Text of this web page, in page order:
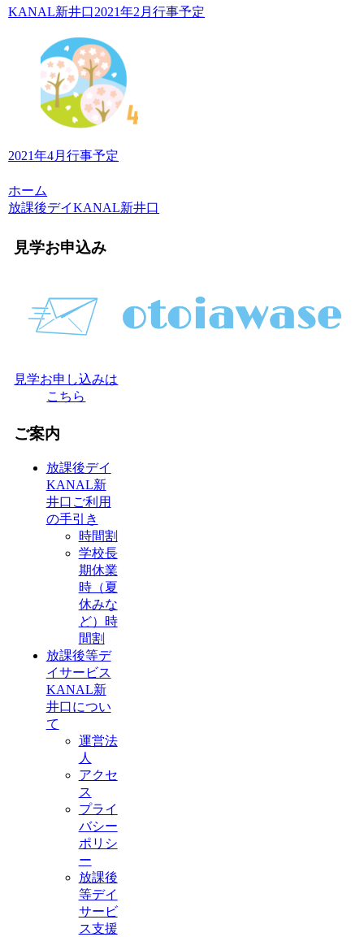
KANAL新井口2021年2月行事予定
2021年4月行事予定
ホーム
放課後デイKANAL新井口
見学お申込み
見学お申し込みは
こちら
ご案内
放課後デイ
KANAL新
井口ご利用
の手引き
時間割
学校長
期休業
時（夏
休みな
ど）時
間割
放課後等デ
イサービス
KANAL新
井口につい
て
運営法
人
アクセ
ス
プライ
バシー
ポリシ
ー
放課後
等デイ
サービ
ス支援